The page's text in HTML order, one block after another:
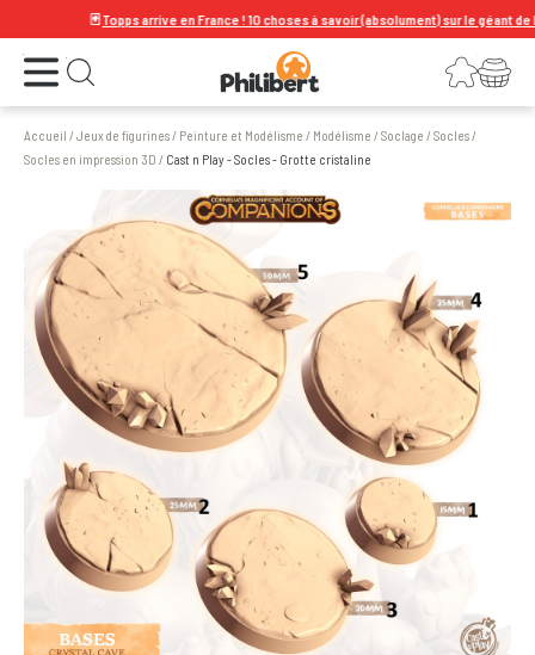
Topps arrive en France ! 10 choses à savoir (absolument) sur le géant de la
Ouvrir le menu Ouvrir la recherche Connexion
Votre panier
Accueil /Jeux de figurines/ Peinture et Modélisme / Modélisme /Soclage /Socles/
Socles en impression 3D / Cast n Play - Socles - Grotte cristaline